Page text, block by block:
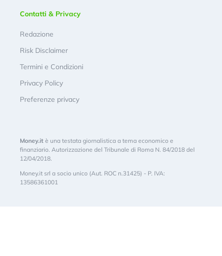
Contatti & Privacy
Redazione
Risk Disclaimer
Termini e Condizioni
Privacy Policy
Preferenze privacy
Money.it è una testata giornalistica a tema economico e
finanziario. Autorizzazione del Tribunale di Roma N. 84/2018 del
12/04/2018.
Money.it srl a socio unico (Aut. ROC n.31425) - P. IVA:
13586361001